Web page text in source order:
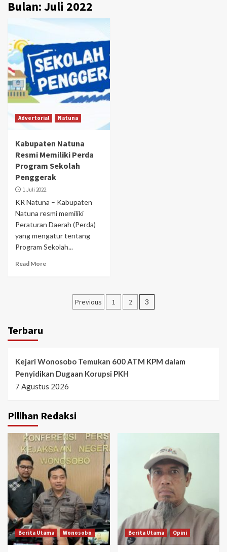
Bulan:Juli 2022
Advertorial Natuna
Kabupaten Natuna
Resmi Memiliki Perda
Program Sekolah
Penggerak
1 Juli 2022
KR Natuna – Kabupaten
Natuna resmi memiliki
Peraturan Daerah (Perda)
yang mengatur tentang
Program Sekolah...
Read More
Paginasi
Previous 1 2 3
Terbaru
Kejari Wonosobo Temukan 600 ATM KPM dalam
Penyidikan Dugaan Korupsi PKH
7 Agustus 2026
Pilihan Redaksi
Berita Utama Wonosobo Berita Utama Opini